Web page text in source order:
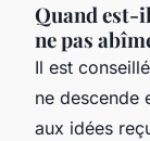
Quand est-
ne pas
Il est
ne descende
aux idées